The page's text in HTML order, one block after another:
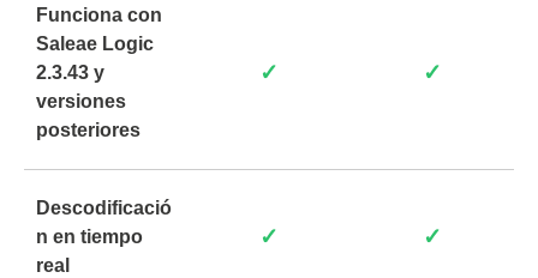
Funciona con
Saleae Logic
2.3.43 y
versiones
posteriores
✓ ✓
Descodificació
n en tiempo
real
✓ ✓